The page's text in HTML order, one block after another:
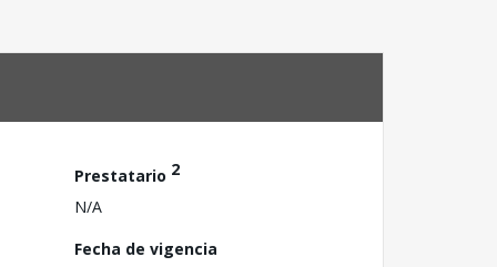
Prestatario 2
N/A
Fecha de vigencia